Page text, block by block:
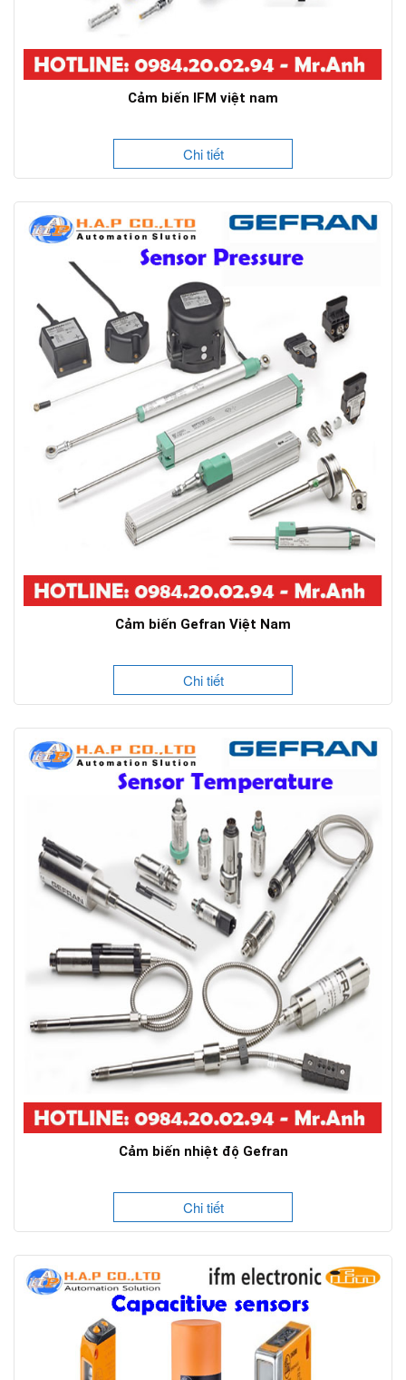
Cảm biến IFM việt nam
Chi tiết
Cảm biến Gefran Việt Nam
Chi tiết
Cảm biến nhiệt độ Gefran
Chi tiết